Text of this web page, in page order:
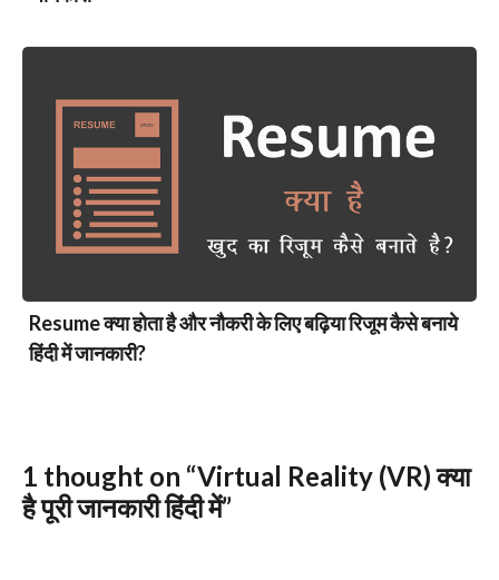
Resume क्या होता है और नौकरी के लिए बढ़िया रिजूम कैसे बनाये
हिंदी में जानकारी?
1 thought on “Virtual Reality (VR) क्या
है पूरी जानकारी हिंदी में”